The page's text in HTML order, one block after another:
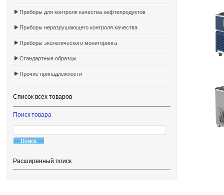
Приборы для контроля качества нефтепродуктов
Приборы неразрушающего контроля качества
Приборы экологического мониторинга
Стандартные образцы
Прочие принадлежности
Список всех товаров
Поиск товара
Расширенный поиск